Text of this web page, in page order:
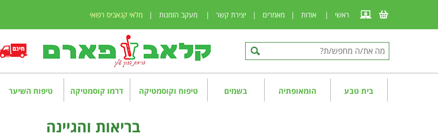
ראשי | אודות | מאמרים | יצירת קשר | מעקב הזמנות | מלאי קנאביס רפואי
בית טבע הומאופתיה בשמים טיפוח וקוסמטיקה דרמו קוסמטיקה טיפוח השיער
בריאות והגיינה